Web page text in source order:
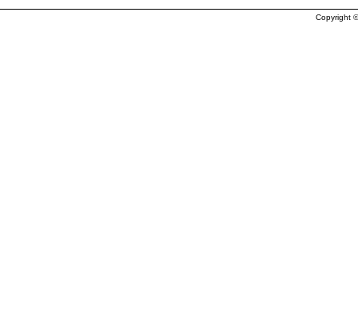
Copyright